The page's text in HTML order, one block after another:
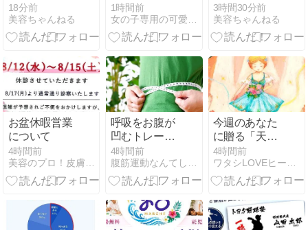
る”。カラダと
ココロの疲れ
を癒やすご褒
ム5選
18分前
美容ちゃんねる
ウンセラー向
け名刺｜月と
星が輝く幻想
イン
1時間前
の栄養素「食
事による抗酸
化ケアも重要
チ」「肌本来
のすこやかさ
を保つことに
つながる」 –
皮膚科医・栄
養士らが解説
3時間30分前
美容ちゃんねる
お盆休暇営業
について
4時間前
呼吸をお腹が
凹むトレーニ
ングに変え、
食べ過ぎを予
防する
4時間前
今週のあなた
に贈る「天使
からのエー
ル」-何をして
もしなくても
しい-
4時間前